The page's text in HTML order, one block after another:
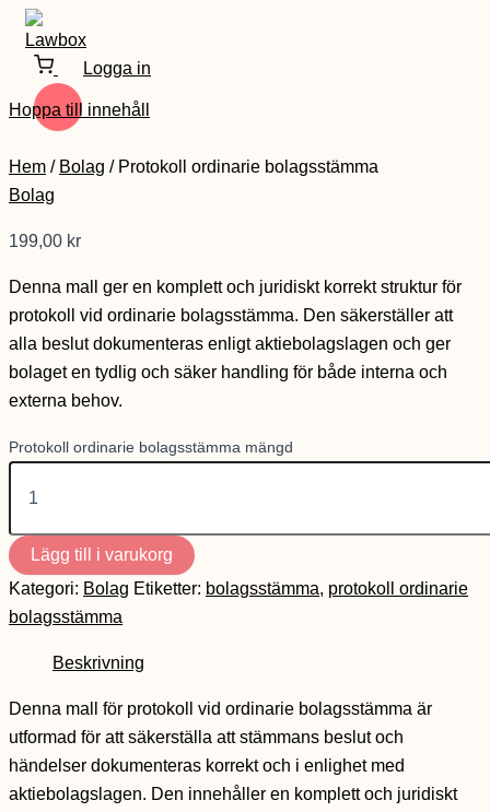
Logga in
Hoppa till innehåll
Hem / Bolag / Protokoll ordinarie bolagsstämma
Bolag
199,00 kr
Denna mall ger en komplett och juridiskt korrekt struktur för
protokoll vid ordinarie bolagsstämma. Den säkerställer att
alla beslut dokumenteras enligt aktiebolagslagen och ger
bolaget en tydlig och säker handling för både interna och
externa behov.
Protokoll ordinarie bolagsstämma mängd
Lägg till i varukorg
Kategori: Bolag Etiketter: bolagsstämma, protokoll ordinarie
bolagsstämma
Beskrivning
Denna mall för protokoll vid ordinarie bolagsstämma är
utformad för att säkerställa att stämmans beslut och
händelser dokumenteras korrekt och i enlighet med
aktiebolagslagen. Den innehåller en komplett och juridiskt